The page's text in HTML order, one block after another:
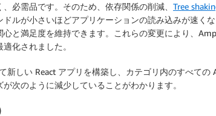
必需品です。そのため、依存関係の削減、 Tree
ドルが小さいほどアプリケーションの読み込みが速く
と満足度を維持できます。これらの変更により、
化されました。
新しい React アプリを構築し、カテゴリ内のすべて
次のように減少していることがわかります。